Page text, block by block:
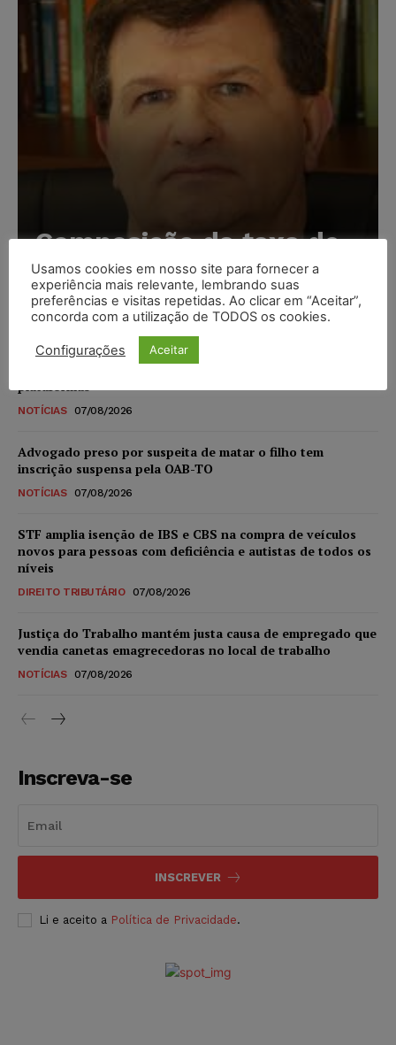
Composição da taxa de
juros
Carlos Henrique Abrão - 07/08/2026
Meta é alvo de denúncia após anúncios com conteúdo
sexual infantil gerado por IA circularem em suas
NOTÍCIAS 07/08/2026
Advogado preso por suspeita de matar o filho tem
inscrição suspensa pela OAB-TO
NOTÍCIAS 07/08/2026
STF amplia isenção de IBS e CBS na compra de veículos
novos para pessoas com deficiência e autistas de todos os
níveis
DIREITO TRIBUTÁRIO 07/08/2026
Justiça do Trabalho mantém justa causa de empregado que
vendia canetas emagrecedoras no local de trabalho
NOTÍCIAS 07/08/2026
Inscreva-se
INSCREVER
Li e aceito a Política de Privacidade.
Usamos cookies em nosso site para fornecer a
experiência mais relevante, lembrando suas
preferências e visitas repetidas. Ao clicar em “Aceitar”,
concorda com a utilização de TODOS os cookies.
Configurações Aceitar